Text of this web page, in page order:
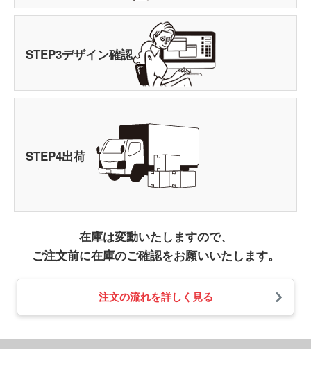
STEP3デザイン確認
STEP4出荷
在庫は変動いたしますので、
ご注文前に在庫のご確認をお願いいたします。
注文の流れを詳しく見る